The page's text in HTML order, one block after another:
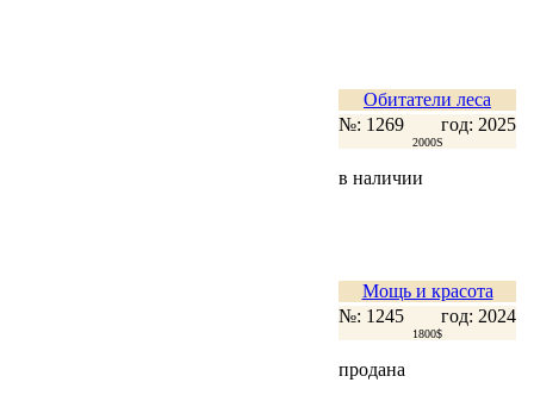
Обитатели леса
№: 1269
год: 2025
2000S
в наличии
Мощь и красота
№: 1245
год: 2024
1800$
продана